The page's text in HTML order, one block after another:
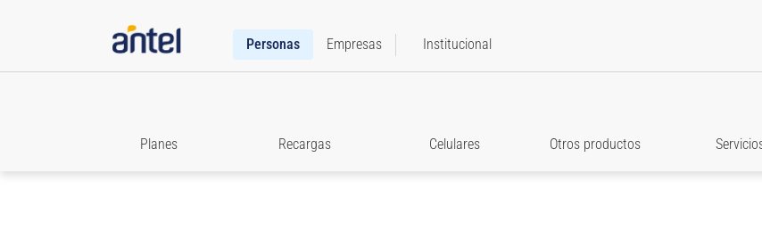
Personas Empresas Institucional
Planes Recargas Celulares Otros productos